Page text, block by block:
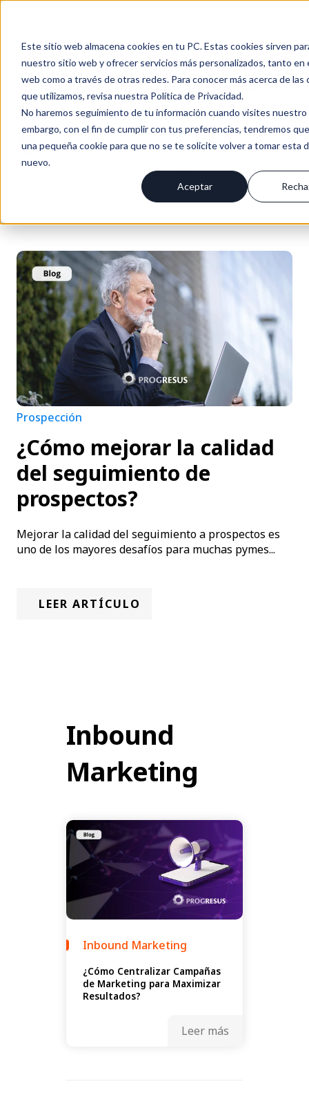
Este sitio web almacena cookies en tu PC. Estas cookies sirven
nuestro sitio web y ofrecer servicios más personalizados, tanto en
web como a través de otras redes. Para conocer más acerca de las
que utilizamos, revisa nuestra Política de Privacidad.
No haremos seguimiento de tu información cuando visites nuestro
embargo, con el fin de cumplir con tus preferencias, tendremos
una pequeña cookie para que no se te solicite volver a tomar esta
nuevo.
Aceptar
Progresus Blog | Experiencia del
cliente
BLOG PROGRESUS / NOTICIAS & NOVEDADES
+0
Prospección
¿Cómo mejorar la calidad
del seguimiento de
prospectos?
Mejorar la calidad del seguimiento a prospectos es
uno de los mayores desafíos para muchas pymes...
LEER ARTÍCULO
Inbound
Marketing
Inbound Marketing
¿Cómo Centralizar Campañas
de Marketing para Maximizar
Resultados?
Leer más